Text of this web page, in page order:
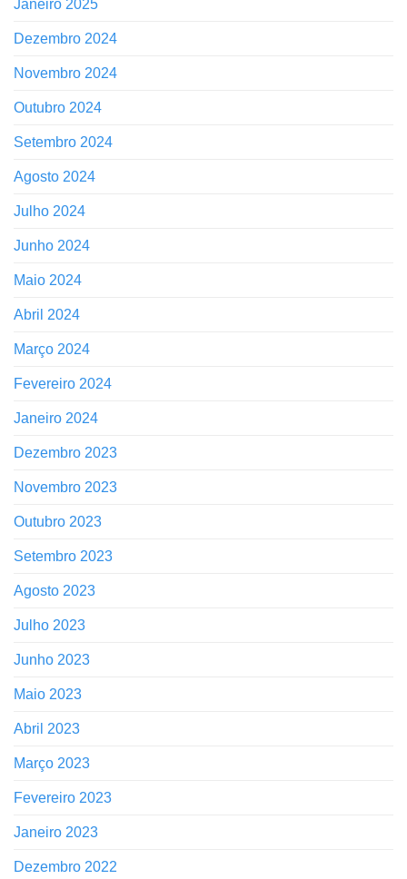
Janeiro 2025
Dezembro 2024
Novembro 2024
Outubro 2024
Setembro 2024
Agosto 2024
Julho 2024
Junho 2024
Maio 2024
Abril 2024
Março 2024
Fevereiro 2024
Janeiro 2024
Dezembro 2023
Novembro 2023
Outubro 2023
Setembro 2023
Agosto 2023
Julho 2023
Junho 2023
Maio 2023
Abril 2023
Março 2023
Fevereiro 2023
Janeiro 2023
Dezembro 2022